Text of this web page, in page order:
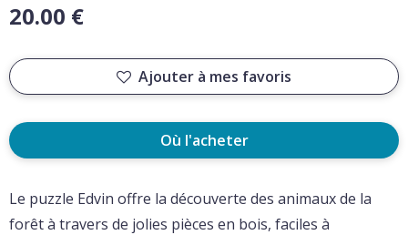
20.00 €
Ajouter à mes favoris
Où l'acheter
Le puzzle Edvin offre la découverte des animaux de la
forêt à travers de jolies pièces en bois, faciles à